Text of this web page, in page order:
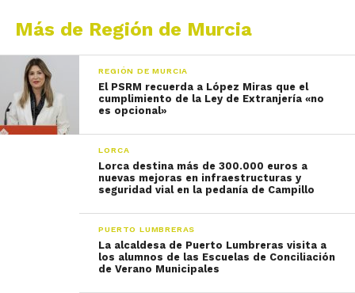
Más de Región de Murcia
REGIÓN DE MURCIA
El PSRM recuerda a López Miras que el
cumplimiento de la Ley de Extranjería «no
es opcional»
LORCA
Lorca destina más de 300.000 euros a
nuevas mejoras en infraestructuras y
seguridad vial en la pedanía de Campillo
PUERTO LUMBRERAS
La alcaldesa de Puerto Lumbreras visita a
los alumnos de las Escuelas de Conciliación
de Verano Municipales